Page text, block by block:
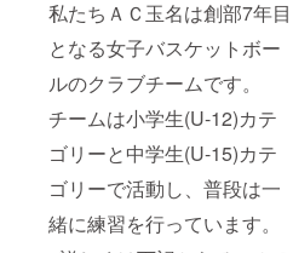
私たちＡＣ玉名は創部7年目
となる女子バスケットボー
ルのクラブチームです。
チームは小学生(U-12)カテ
ゴリーと中学生(U-15)カテ
ゴリーで活動し、普段は一
緒に練習を行っています。